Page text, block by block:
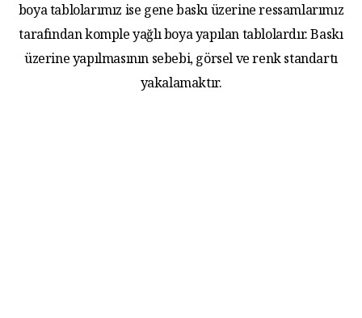
boya tablolarımız ise gene baskı üzerine ressamlarımız
tarafından komple yağlı boya yapılan tablolardır. Baskı
üzerine yapılmasının sebebi, görsel ve renk standartı
yakalamaktır.